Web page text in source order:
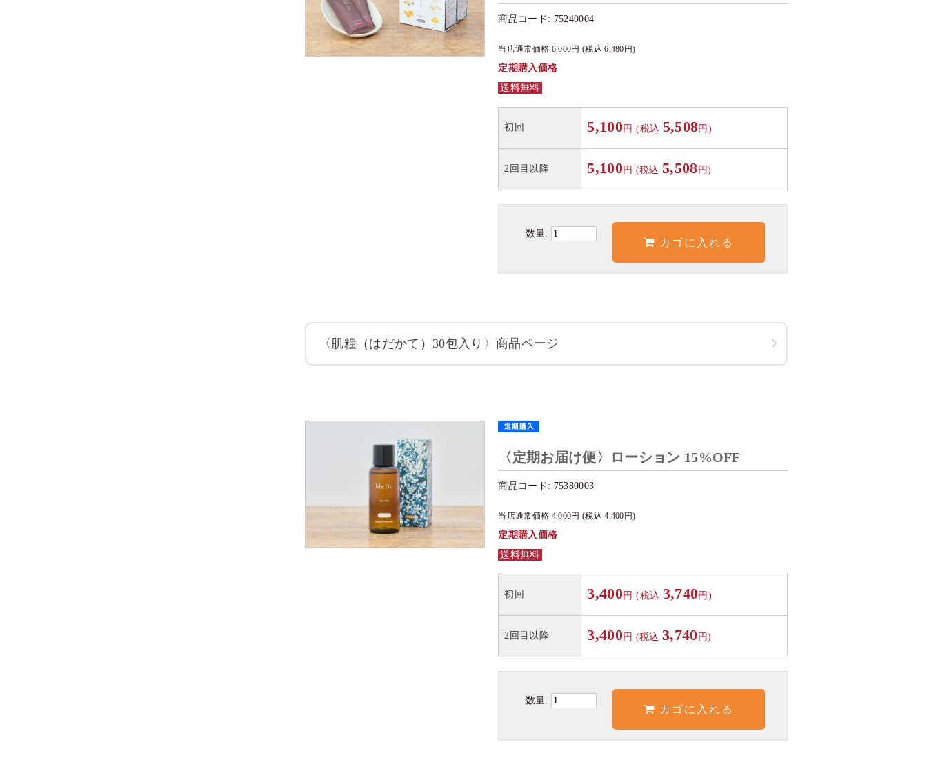
商品コード: 75240004
当店通常価格 6,000円 (税込6,480円)
定期購入価格
送料無料
初回 5,100円 (税込 5,508円)
2回目以降 5,100円 (税込 5,508 円)
数量:
カゴに入れる
〈肌糧（はだかて）30包入り〉商品ページ
〈定期お届け便〉ローション 15%OFF
商品コード: 75380003
当店通常価格 4,000円 (税込4,400 円)
定期購入価格
送料無料
初回 3,400円 (税込 3,740円)
2回目以降 3,400円 (税込 3,740 円)
数量:
カゴに入れる